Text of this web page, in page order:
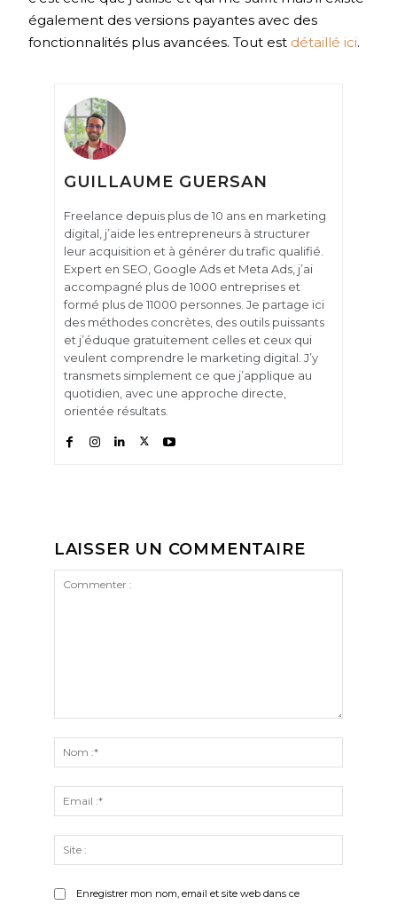
également des versions payantes avec des
fonctionnalités plus avancées. Tout est détaillé ici.
GUILLAUME GUERSAN
Freelance depuis plus de 10 ans en marketing
digital, j’aide les entrepreneurs à structurer
leur acquisition et à générer du trafic qualifié.
Expert en SEO, Google Ads et Meta Ads, j’ai
accompagné plus de 1000 entreprises et
formé plus de 11000 personnes. Je partage ici
des méthodes concrètes, des outils puissants
et j’éduque gratuitement celles et ceux qui
veulent comprendre le marketing digital. J’y
transmets simplement ce que j’applique au
quotidien, avec une approche directe,
orientée résultats.
LAISSER UN COMMENTAIRE
:*
:*
:
Enregistrer mon nom, email et site web dans ce